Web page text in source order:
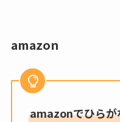
amazon
amazonでひらが